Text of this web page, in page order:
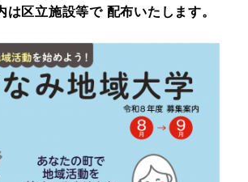
区立施設等で 配布いたします。